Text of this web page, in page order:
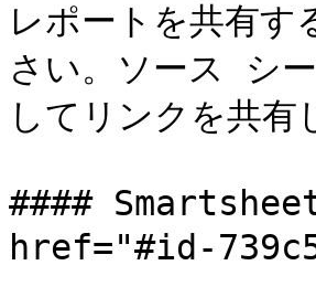
レポートを共有
さい。ソース シ
してリンクを共有
#### Smartsheet
href="#id-